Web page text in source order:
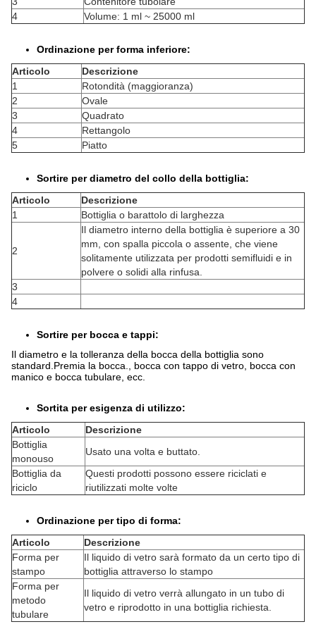
4
Volume: 1 ml ~ 25000 ml
Ordinazione per forma inferiore:
Articolo
Descrizione
1
Rotondità (maggioranza)
2
Ovale
3
Quadrato
4
Rettangolo
5
Piatto
Sortire per diametro del collo della bottiglia:
Articolo
Descrizione
1
Bottiglia o barattolo di larghezza
2
Il diametro interno della bottiglia è superiore a 30
mm, con spalla piccola o assente, che viene
solitamente utilizzata per prodotti semifluidi e in
polvere o solidi alla rinfusa.
3
4
Sortire per bocca e tappi:
Il diametro e la tolleranza della bocca della bottiglia sono
standard.Premia la bocca., bocca con tappo di vetro, bocca con
manico e bocca tubulare, ecc.
Sortita per esigenza di utilizzo:
Articolo
Descrizione
Bottiglia
monouso
Usato una volta e buttato.
Bottiglia da
riciclo
Questi prodotti possono essere riciclati e
riutilizzati molte volte
Ordinazione per tipo di forma:
Articolo
Descrizione
Forma per
stampo
Il liquido di vetro sarà formato da un certo tipo di
bottiglia attraverso lo stampo
Forma per
metodo
tubulare
Il liquido di vetro verrà allungato in un tubo di
vetro e riprodotto in una bottiglia richiesta.